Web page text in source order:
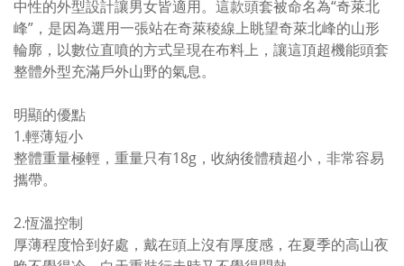
中性的外型設計讓男女皆適用。這款頭套被命名為“奇萊北
峰”，是因為選用一張站在奇萊稜線上眺望奇萊北峰的山形
輪廓，以數位直噴的方式呈現在布料上，讓這頂超機能頭套
整體外型充滿戶外山野的氣息。
明顯的優點
1.輕薄短小
整體重量極輕，重量只有18g，收納後體積超小，非常容易
攜帶。
2.恆溫控制
厚薄程度恰到好處，戴在頭上沒有厚度感，在夏季的高山夜